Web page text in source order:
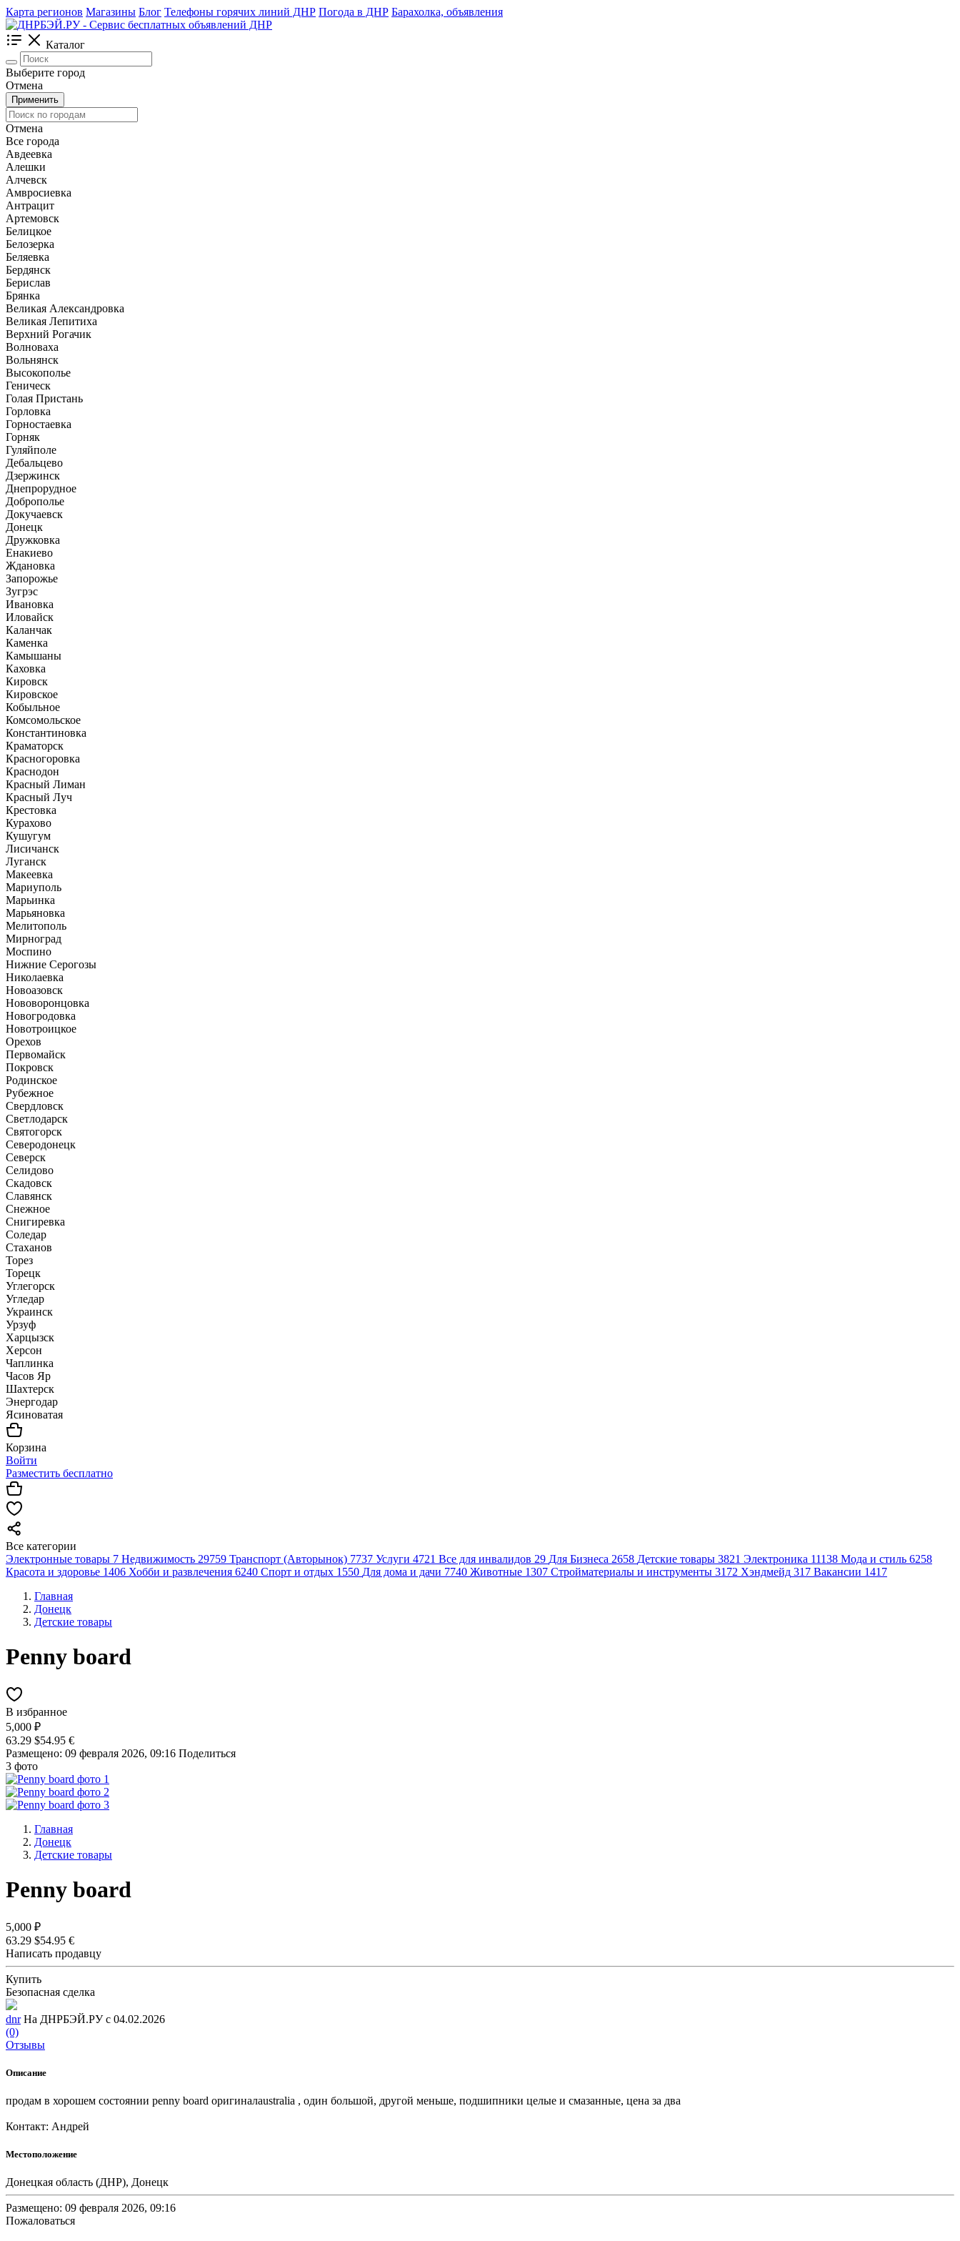
Карта регионов Магазины Блог Телефоны горячих линий ДНР Погода в ДНР Барахолка, объявления
Каталог
Выберите город
Отмена
Применить
Отмена
Все города
Авдеевка
Алешки
Алчевск
Амвросиевка
Антрацит
Артемовск
Белицкое
Белозерка
Беляевка
Бердянск
Берислав
Брянка
Великая Александровка
Великая Лепитиха
Верхний Рогачик
Волноваха
Вольнянск
Высокополье
Геническ
Голая Пристань
Горловка
Горностаевка
Горняк
Гуляйполе
Дебальцево
Дзержинск
Днепрорудное
Доброполье
Докучаевск
Донецк
Дружковка
Енакиево
Ждановка
Запорожье
Зугрэс
Ивановка
Иловайск
Каланчак
Каменка
Камышаны
Каховка
Кировск
Кировское
Кобыльное
Комсомольское
Константиновка
Краматорск
Красногоровка
Краснодон
Красный Лиман
Красный Луч
Крестовка
Курахово
Кушугум
Лисичанск
Луганск
Макеевка
Мариуполь
Марьинка
Марьяновка
Мелитополь
Мирноград
Моспино
Нижние Серогозы
Николаевка
Новоазовск
Нововоронцовка
Новогродовка
Новотроицкое
Орехов
Первомайск
Покровск
Родинское
Рубежное
Свердловск
Светлодарск
Святогорск
Северодонецк
Северск
Селидово
Скадовск
Славянск
Снежное
Снигиревка
Соледар
Стаханов
Торез
Торецк
Углегорск
Угледар
Украинск
Урзуф
Харцызск
Херсон
Чаплинка
Часов Яр
Шахтерск
Энергодар
Ясиноватая
Корзина
Войти
Разместить бесплатно
Все категории
Электронные товары 7 Недвижимость 29759 Транспорт (Авторынок) 7737 Услуги 4721 Все для инвалидов 29 Для Бизнеса 2658 Детские товары 3821 Электроника 11138 Мода и стиль 6258
Красота и здоровье 1406 Хобби и развлечения 6240 Спорт и отдых 1550 Для дома и дачи 7740 Животные 1307 Стройматериалы и инструменты 3172 Хэндмейд 317 Вакансии 1417
Главная
Донецк
Детские товары
Penny board
В избранное
5,000 ₽
63.29 $54.95 €
Размещено: 09 февраля 2026, 09:16 Поделиться
3 фото
Главная
Донецк
Детские товары
Penny board
5,000 ₽
63.29 $54.95 €
Написать продавцу
Купить
Безопасная сделка
dnr На ДНРБЭЙ.РУ с 04.02.2026
(0)
Отзывы
Описание
продам в хорошем состоянии penny board оригиналaustralia , один большой, другой меньше, подшипники целые и смазанные, цена за два
Контакт: Андрей
Местоположение
Донецкая область (ДНР), Донецк
Размещено: 09 февраля 2026, 09:16
Пожаловаться